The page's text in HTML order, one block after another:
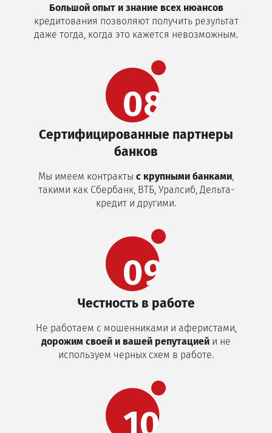
Большой опыт и знание всех нюансов
кредитования позволяют получить результат
даже тогда, когда это кажется невозможным.
Сертифицированные партнеры
банков
Мы имеем контракты с крупными банками,
такими как Сбербанк, ВТБ, Уралсиб, Дельта-
кредит и другими.
Честность в работе
Не работаем с мошенниками и аферистами,
дорожим своей и вашей репутацией и не
используем черных схем в работе.